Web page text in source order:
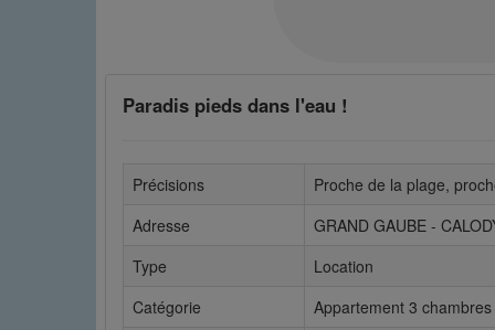
Paradis pieds dans l'eau !
Précisions
Proche de la plage,
Adresse
GRAND GAUBE -
Type
Location
Catégorie
Appartement 3 chambres